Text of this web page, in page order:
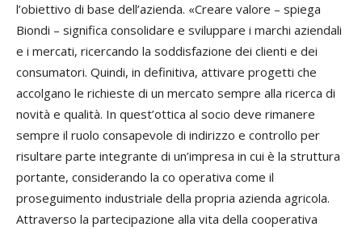
l’obiettivo di base dell’azienda. «Creare valore – spiega
Biondi – significa consolidare e sviluppare i marchi aziendali
e i mercati, ricercando la soddisfazione dei clienti e dei
consumatori. Quindi, in definitiva, attivare progetti che
accolgano le richieste di un mercato sempre alla ricerca di
novità e qualità. In quest’ottica al socio deve rimanere
sempre il ruolo consapevole di indirizzo e controllo per
risultare parte integrante di un’impresa in cui è la struttura
portante, considerando la co operativa come il
proseguimento industriale della propria azienda agricola.
Attraverso la partecipazione alla vita della cooperativa